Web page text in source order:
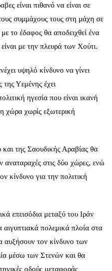
είναι πιθανό να είναι σε
συμμάχους τους στη μάχη σε
το έδαφος θα αποδειχθεί ένα
με την πλευρά των Χούτι.
υψηλό κίνδυνο να γίνει
Υεμένης έχει
ηγεσία που είναι ικανή
χώρα χωρίς εξωτερική
και της Σαουδικής Αραβίας θα
στις δύο χώρες, ενώ
κίνδυνο για την πολιτική
επεισόδια μεταξύ του Ιράν
πολεμικά πλοία στα
αυξήσουν τον κίνδυνο των
μέσω των Στενών και θα
οδούς μεταφοράς